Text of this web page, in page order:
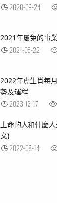
2020-09-24
2021年屬兔的事
2021-06-22
2022年虎生肖每
勢及運程
2023-12-17
土命的人和什麼
文)
2022-08-14